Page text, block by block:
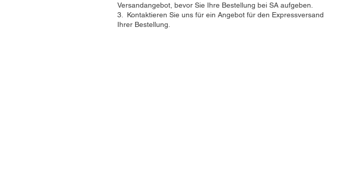
Versandangebot, bevor Sie Ihre Bestellung bei SA aufgeben.
3. Kontaktieren Sie uns für ein Angebot für den Expressversand
Ihrer Bestellung.